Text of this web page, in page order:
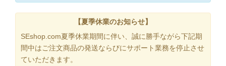
【夏季休業のお知らせ】
SEshop.com夏季休業期間に伴い、誠に勝手ながら下記期
間中はご注文商品の発送ならびにサポート業務を停止させ
ていただきます。